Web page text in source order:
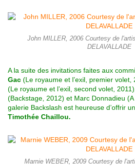
John MILLER, 2006 Courtesy de
DELAVALLADE
A la suite des invitations faites aux
Gac (Le royaume et l’exil, premier volet,
(Le royaume et l’exil, second volet, 2011),
(Backstage, 2012) et Marc Donnadieu
galerie Backslash est heureuse d’offrir
Timothée Chaillou.
Marnie WEBER, 2009 Courtesy de